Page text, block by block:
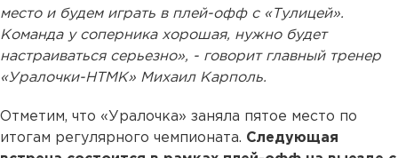
место и будем играть в плей-офф с «Тулицей».
Команда у соперника хорошая, нужно будет
настраиваться серьезно», - говорит главный тренер
«Уралочки-НТМК» Михаил Карполь.
Отметим, что «Уралочка» заняла пятое место по
итогам регулярного чемпионата. Следующая